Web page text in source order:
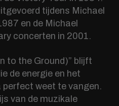
tijdens Michael
en de Michael
concerten in 2001.
to the Ground)” blijft
de energie en het
perfect weet te vangen.
van de muzikale